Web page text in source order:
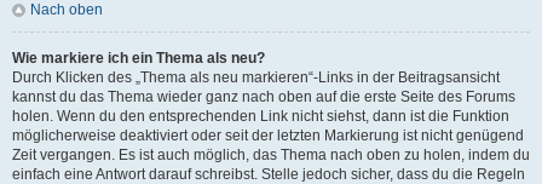
Nach oben
Wie markiere ich ein Thema als neu?
Durch Klicken des „Thema als neu markieren“-Links in der Beitragsansicht
kannst du das Thema wieder ganz nach oben auf die erste Seite des Forums
holen. Wenn du den entsprechenden Link nicht siehst, dann ist die Funktion
möglicherweise deaktiviert oder seit der letzten Markierung ist nicht genügend
Zeit vergangen. Es ist auch möglich, das Thema nach oben zu holen, indem du
einfach eine Antwort darauf schreibst. Stelle jedoch sicher, dass du die Regeln